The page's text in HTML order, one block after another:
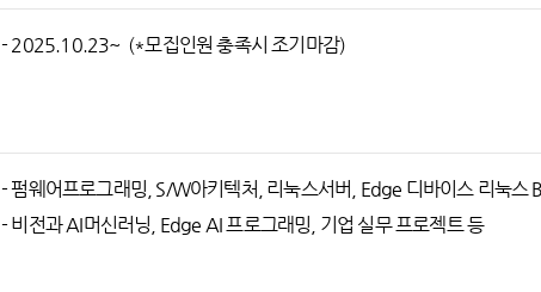
- 2025.10.23~ (*모집인원 충족시 조기마감)
- 펌웨어프로그래밍, S/W아키텍처, 리눅스서버, Edge 디바이스 리눅스
- 비전과 AI머신러닝, Edge AI 프로그래밍, 기업 실무 프로젝트 등